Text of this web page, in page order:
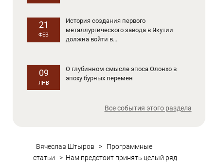
21
ФЕВ
История создания первого
металлургического завода в Якутии
должна войти в...
09
ЯНВ
О глубинном смысле эпоса Олонхо в
эпоху бурных перемен
Все события этого раздела
Вячеслав Штыров >
Программные
статьи
> Нам предстоит принять целый ряд